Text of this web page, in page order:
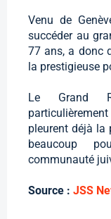
Venu de
succéder au
77 ans, a donc
la prestigieuse
Le Grand
pleurent déjà la
beaucoup
communauté
Source : JSS